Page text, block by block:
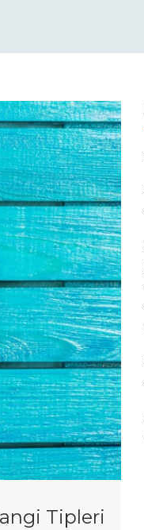
Tipleri